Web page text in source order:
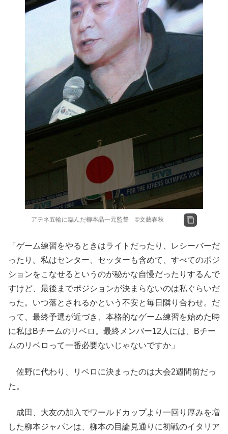
アテネ五輪に臨んだ柳本晶一元監督 ©文藝春秋
「ゲーム練習をやるときはライトだったり、レシーバーだ
ったり。私はセンター、セッターも含めて、すべてのポジ
ションをこなせるというのが秘かな自慢だったりするんで
すけど、最後までポジションが決まらないのは私ぐらいだ
った。いつ落とされるかという不安と毎日隣り合わせ。だ
って、最終予選が近づき、本格的なゲーム練習を始めた時
に私はBチームのリベロ。最終メンバー12人には、Bチー
ムのリベロって一番必要ないじゃないですか」
佐野に代わり、リベロに決まったのは大会2週間前だっ
た。
成田、大友の加入でワールドカップより一回り厚みを増
した柳本ジャパンは、柳本の目論見通りに初戦のイタリア